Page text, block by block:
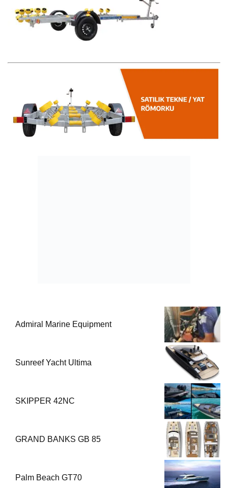
Admiral Marine Equipment
Sunreef Yacht Ultima
SKIPPER 42NC
GRAND BANKS GB 85
Palm Beach GT70